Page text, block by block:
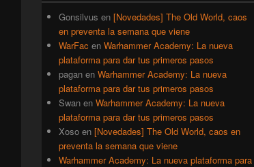
Gonsilvus en [Novedades] The Old World, caos
en preventa la semana que viene
WarFac en Warhammer Academy: La nueva
plataforma para dar tus primeros pasos
pagan en Warhammer Academy: La nueva
plataforma para dar tus primeros pasos
Swan en Warhammer Academy: La nueva
plataforma para dar tus primeros pasos
Xoso en [Novedades] The Old World, caos en
preventa la semana que viene
Warhammer Academy: La nueva plataforma para